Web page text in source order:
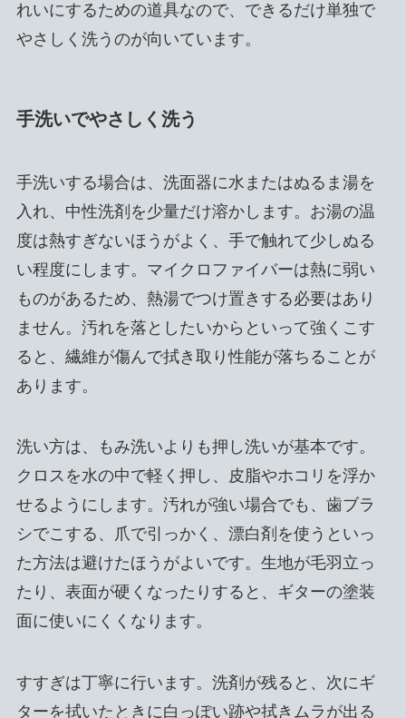
れいにするための道具なので、できるだけ単独で
やさしく洗うのが向いています。
手洗いでやさしく洗う
手洗いする場合は、洗面器に水またはぬるま湯を
入れ、中性洗剤を少量だけ溶かします。お湯の温
度は熱すぎないほうがよく、手で触れて少しぬる
い程度にします。マイクロファイバーは熱に弱い
ものがあるため、熱湯でつけ置きする必要はあり
ません。汚れを落としたいからといって強くこす
ると、繊維が傷んで拭き取り性能が落ちることが
あります。
洗い方は、もみ洗いよりも押し洗いが基本です。
クロスを水の中で軽く押し、皮脂やホコリを浮か
せるようにします。汚れが強い場合でも、歯ブラ
シでこする、爪で引っかく、漂白剤を使うといっ
た方法は避けたほうがよいです。生地が毛羽立っ
たり、表面が硬くなったりすると、ギターの塗装
面に使いにくくなります。
すすぎは丁寧に行います。洗剤が残ると、次にギ
ターを拭いたときに白っぽい跡や拭きムラが出る